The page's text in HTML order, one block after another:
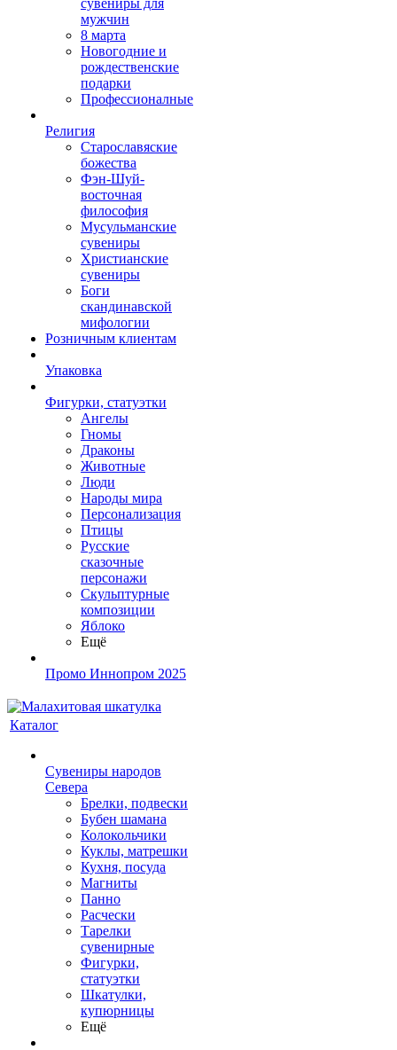
сувениры для
мужчин
8 марта
Новогодние и
рождественские
подарки
Профессионалные
Религия
Старославяские
божества
Фэн-Шуй-
восточная
философия
Мусульманские
сувениры
Христианские
сувениры
Боги
скандинавской
мифологии
Розничным клиентам
Упаковка
Фигурки, статуэтки
Ангелы
Гномы
Драконы
Животные
Люди
Народы мира
Персонализация
Птицы
Русские
сказочные
персонажи
Скульптурные
композиции
Яблоко
Ещё
Промо Иннопром 2025
Каталог
Сувениры народов
Севера
Брелки, подвески
Бубен шамана
Колокольчики
Куклы, матрешки
Кухня, посуда
Магниты
Панно
Расчески
Тарелки
сувенирные
Фигурки,
статуэтки
Шкатулки,
купюрницы
Ещё